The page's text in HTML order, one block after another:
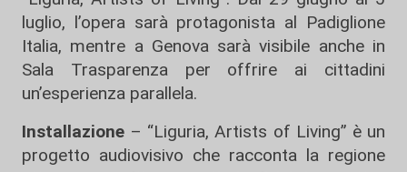
luglio, l’opera sarà protagonista al Padiglione
Italia, mentre a Genova sarà visibile anche in
Sala Trasparenza per offrire ai cittadini
un’esperienza parallela.
Installazione – “Liguria, Artists of Living” è un
progetto audiovisivo che racconta la regione